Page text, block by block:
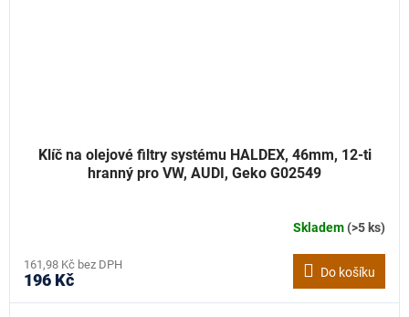
Klíč na olejové filtry systému HALDEX, 46mm, 12-ti
hranný pro VW, AUDI, Geko G02549
Skladem(>5 ks)
161,98 Kč bez DPH
196 Kč Do košíku